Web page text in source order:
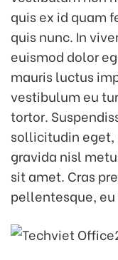
quis ex id quam
quis nunc. In
euismod dolor
mauris luctus
vestibulum eu
tortor.
sollicitudin eget,
gravida nisl
sit amet. Cras
pellentesque,